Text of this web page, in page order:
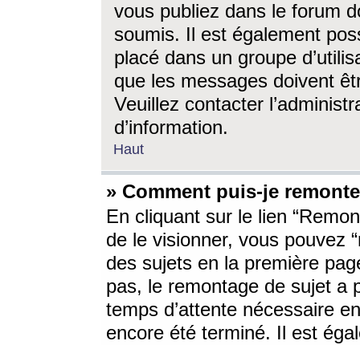
vous publiez dans le forum
soumis. Il est également
placé dans un groupe
que les messages doivent
Veuillez contacter
d’information.
Haut
» Comment puis-je
En cliquant sur le lien
de le visionner, vous pouvez
des sujets en la première
pas, le remontage de sujet a
temps d’attente nécessaire
encore été terminé. Il est